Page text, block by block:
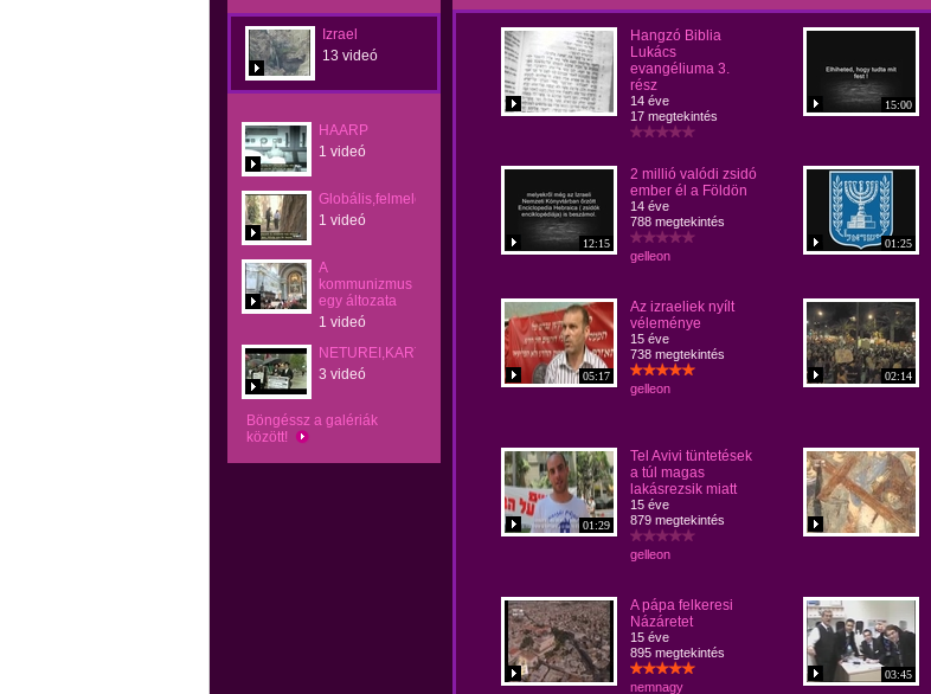
Izrael
13 videó
HAARP
1 videó
Globális,felmelegedés,átverés
1 videó
A
kommunizmus
egy áltozata
1 videó
NETUREI,KARTA,OK,ÉS,OKOZAT
3 videó
Böngéssz a galériák
között!
Hangzó Biblia
Lukács
evangéliuma 3.
rész
14 éve
17 megtekintés
15:00
12:15
2 millió valódi zsidó
ember él a Földön
14 éve
788 megtekintés
gelleon
01:25
05:17
Az izraeliek nyílt
véleménye
15 éve
738 megtekintés
gelleon
02:14
01:29
Tel Avivi tüntetések
a túl magas
lakásrezsik miatt
15 éve
879 megtekintés
gelleon
A pápa felkeresi
Názáretet
15 éve
895 megtekintés
nemnagy
03:45